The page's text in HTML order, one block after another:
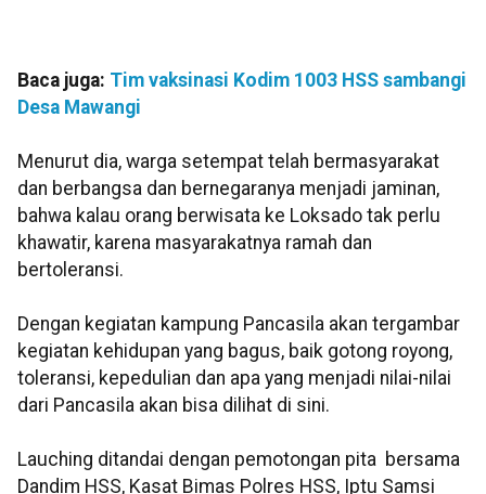
Baca juga: Tim vaksinasi Kodim 1003 HSS sambangi
Desa Mawangi
Menurut dia, warga setempat telah bermasyarakat
dan berbangsa dan bernegaranya menjadi jaminan,
bahwa kalau orang berwisata ke Loksado tak perlu
khawatir, karena masyarakatnya ramah dan
bertoleransi.
Dengan kegiatan kampung Pancasila akan tergambar
kegiatan kehidupan yang bagus, baik gotong royong,
toleransi, kepedulian dan apa yang menjadi nilai-nilai
dari Pancasila akan bisa dilihat di sini.
Lauching ditandai dengan pemotongan pita bersama
Dandim HSS, Kasat Bimas Polres HSS, Iptu Samsi